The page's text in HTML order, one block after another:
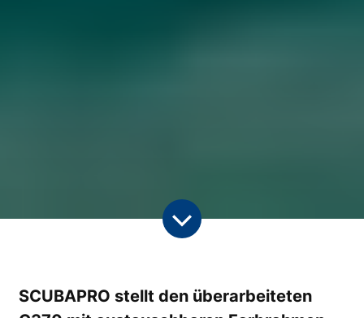
SCUBAPRO stellt den überarbeiteten